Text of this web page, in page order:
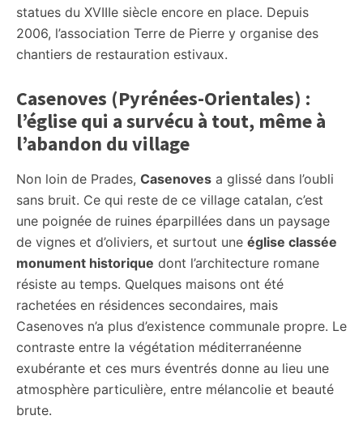
statues du XVIIIe siècle encore en place. Depuis
2006, l’association Terre de Pierre y organise des
chantiers de restauration estivaux.
Casenoves (Pyrénées-Orientales) :
l’église qui a survécu à tout, même à
l’abandon du village
Non loin de Prades, Casenoves a glissé dans l’oubli
sans bruit. Ce qui reste de ce village catalan, c’est
une poignée de ruines éparpillées dans un paysage
de vignes et d’oliviers, et surtout une église classée
monument historique dont l’architecture romane
résiste au temps. Quelques maisons ont été
rachetées en résidences secondaires, mais
Casenoves n’a plus d’existence communale propre. Le
contraste entre la végétation méditerranéenne
exubérante et ces murs éventrés donne au lieu une
atmosphère particulière, entre mélancolie et beauté
brute.